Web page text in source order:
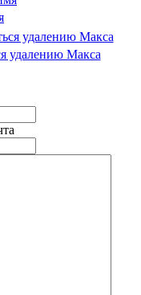
удалению Макса